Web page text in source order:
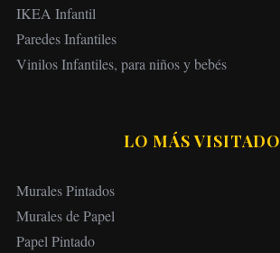
IKEA Infantil
Paredes Infantiles
Vinilos Infantiles, para niños y bebés
LO MÁS VISITADO
Murales Pintados
Murales de Papel
Papel Pintado